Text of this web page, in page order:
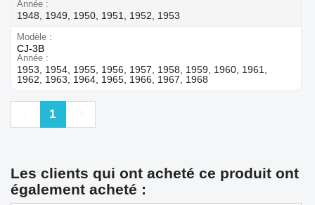
Année
1948, 1949, 1950, 1951, 1952, 1953
Modèle
CJ-3B
Année
1953, 1954, 1955, 1956, 1957, 1958, 1959, 1960, 1961,
1962, 1963, 1964, 1965, 1966, 1967, 1968
Précédent
1
Les clients qui ont acheté ce produit ont
également acheté :